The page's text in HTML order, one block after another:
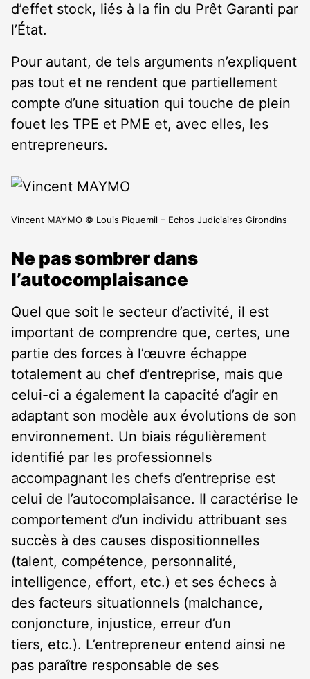
d’effet stock, liés à la fin du Prêt Garanti par
l’État.
Pour autant, de tels arguments n’expliquent
pas tout et ne rendent que partiellement
compte d’une situation qui touche de plein
fouet les TPE et PME et, avec elles, les
entrepreneurs.
Vincent MAYMO © Louis Piquemil – Echos Judiciaires Girondins
Ne pas sombrer dans
l’autocomplaisance
Quel que soit le secteur d’activité, il est
important de comprendre que, certes, une
partie des forces à l’œuvre échappe
totalement au chef d’entreprise, mais que
celui-ci a également la capacité d’agir en
adaptant son modèle aux évolutions de son
environnement. Un biais régulièrement
identifié par les professionnels
accompagnant les chefs d’entreprise est
celui de l’autocomplaisance. Il caractérise le
comportement d’un individu attribuant ses
succès à des causes dispositionnelles
(talent, compétence, personnalité,
intelligence, effort, etc.) et ses échecs à
des facteurs situationnels (malchance,
conjoncture, injustice, erreur d’un
tiers, etc.). L’entrepreneur entend ainsi ne
pas paraître responsable de ses